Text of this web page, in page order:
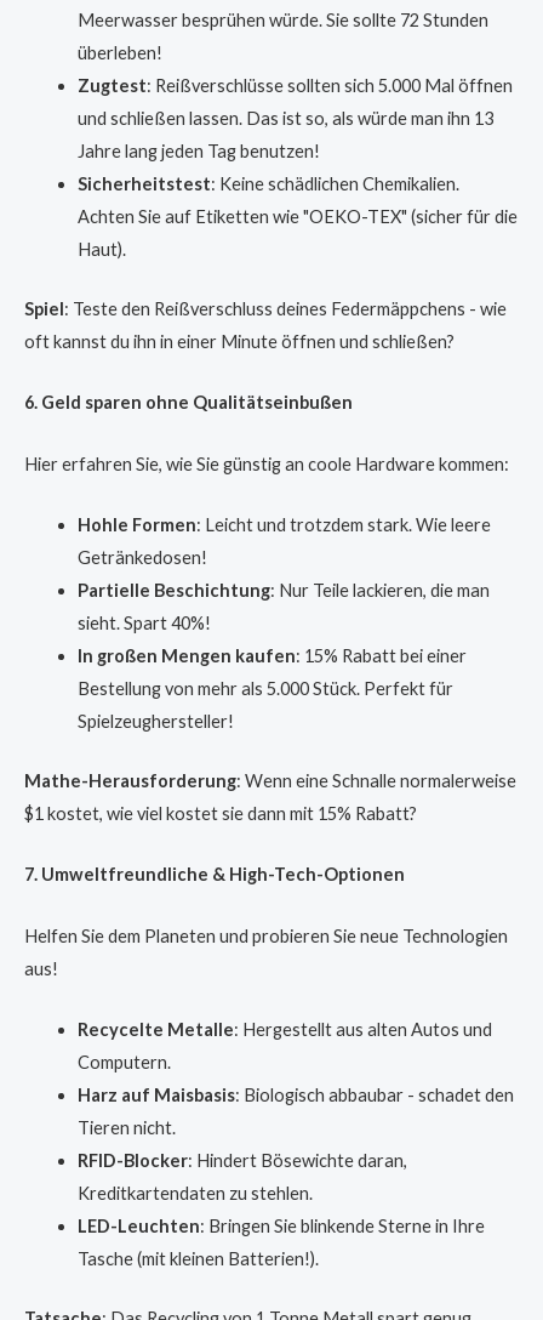
Meerwasser besprühen würde. Sie sollte 72 Stunden
überleben!
Zugtest: Reißverschlüsse sollten sich 5.000 Mal öffnen
und schließen lassen. Das ist so, als würde man ihn 13
Jahre lang jeden Tag benutzen!
Sicherheitstest: Keine schädlichen Chemikalien.
Achten Sie auf Etiketten wie "OEKO-TEX" (sicher für die
Haut).
Spiel: Teste den Reißverschluss deines Federmäppchens - wie
oft kannst du ihn in einer Minute öffnen und schließen?
6. Geld sparen ohne Qualitätseinbußen
Hier erfahren Sie, wie Sie günstig an coole Hardware kommen:
Hohle Formen: Leicht und trotzdem stark. Wie leere
Getränkedosen!
Partielle Beschichtung: Nur Teile lackieren, die man
sieht. Spart 40%!
In großen Mengen kaufen: 15% Rabatt bei einer
Bestellung von mehr als 5.000 Stück. Perfekt für
Spielzeughersteller!
Mathe-Herausforderung: Wenn eine Schnalle normalerweise
$1 kostet, wie viel kostet sie dann mit 15% Rabatt?
7. Umweltfreundliche & High-Tech-Optionen
Helfen Sie dem Planeten und probieren Sie neue Technologien
aus!
Recycelte Metalle: Hergestellt aus alten Autos und
Computern.
Harz auf Maisbasis: Biologisch abbaubar - schadet den
Tieren nicht.
RFID-Blocker: Hindert Bösewichte daran,
Kreditkartendaten zu stehlen.
LED-Leuchten: Bringen Sie blinkende Sterne in Ihre
Tasche (mit kleinen Batterien!).